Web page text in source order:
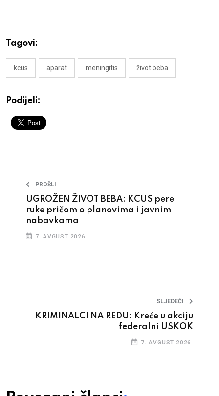
Tagovi:
kcus aparat meningitis život beba
Podijeli:
PROŠLI
UGROŽEN ŽIVOT BEBA: KCUS pere
ruke pričom o planovima i javnim
nabavkama
7. AVGUST 2026.
SLJEDEĆI
KRIMINALCI NA REDU: Kreće u akciju
federalni USKOK
7. AVGUST 2026.